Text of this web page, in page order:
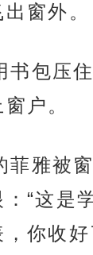
窗外。
书包压
户。
菲雅被
“这是
你收